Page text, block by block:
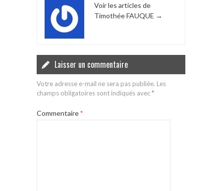
Voir les articles de
Timothée FAUQUE →
Laisser un commentaire
Votre adresse e-mail ne sera pas publiée. Les
champs obligatoires sont indiqués avec*
Commentaire*